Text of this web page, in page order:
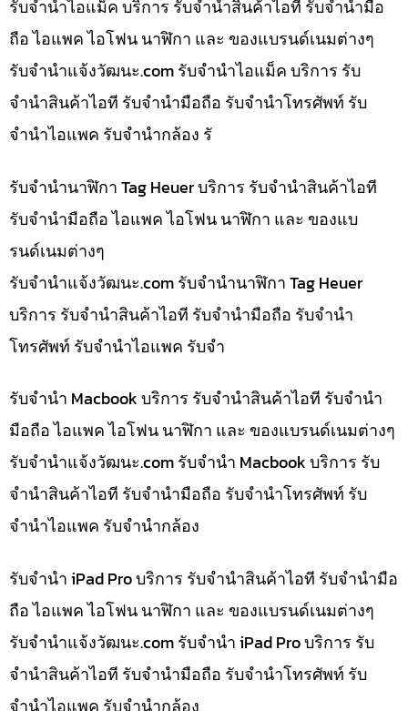
รับจำนำไอแม็ค บริการ รับจำนำสินค้าไอที รับจำนำมือ
ถือ ไอแพค ไอโฟน นาฬิกา และ ของแบรนด์เนมต่างๆ
รับจํานําแจ้งวัฒนะ.com รับจำนำไอแม็ค บริการ รับ
จำนำสินค้าไอที รับจำนำมือถือ รับจำนำโทรศัพท์ รับ
จำนำไอแพค รับจำนำกล้อง รั
รับจำนำนาฬิกา Tag Heuer บริการ รับจำนำสินค้าไอที
รับจำนำมือถือ ไอแพค ไอโฟน นาฬิกา และ ของแบ
รนด์เนมต่างๆ
รับจํานําแจ้งวัฒนะ.com รับจำนำนาฬิกา Tag Heuer
บริการ รับจำนำสินค้าไอที รับจำนำมือถือ รับจำนำ
โทรศัพท์ รับจำนำไอแพค รับจำ
รับจำนำ Macbook บริการ รับจำนำสินค้าไอที รับจำนำ
มือถือ ไอแพค ไอโฟน นาฬิกา และ ของแบรนด์เนมต่างๆ
รับจํานําแจ้งวัฒนะ.com รับจำนำ Macbook บริการ รับ
จำนำสินค้าไอที รับจำนำมือถือ รับจำนำโทรศัพท์ รับ
จำนำไอแพค รับจำนำกล้อง
รับจำนำ iPad Pro บริการ รับจำนำสินค้าไอที รับจำนำมือ
ถือ ไอแพค ไอโฟน นาฬิกา และ ของแบรนด์เนมต่างๆ
รับจํานําแจ้งวัฒนะ.com รับจำนำ iPad Pro บริการ รับ
จำนำสินค้าไอที รับจำนำมือถือ รับจำนำโทรศัพท์ รับ
จำนำไอแพค รับจำนำกล้อง